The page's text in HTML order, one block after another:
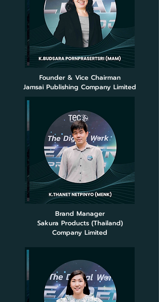
Founder & Vice Chairman
Jamsai Publishing Company Limited
Brand Manager
Sakura Products (Thailand)
Company Limited